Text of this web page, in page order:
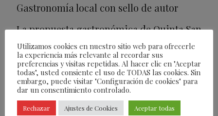
Gastronomía local con sello de autor
La propuesta gastronómica de Quinta San
Francisco es un homenaje a los sabores
de Castilla y León. Utilizando productos
locales de alta calidad, el equipo de
cocina crea platos que celebran la riqueza
culinaria de la región. Este enfoque no
Utilizamos cookies en nuestro sitio web para ofrecerle
la experiencia más relevante al recordar sus
preferencias y visitas repetidas. Al hacer clic en "Aceptar
todas", usted consiente el uso de TODAS las cookies. Sin
embargo, puede visitar "Configuración de cookies" para
dar un consentimiento controlado.
Rechazar Ajustes de Cookies Aceptar todas